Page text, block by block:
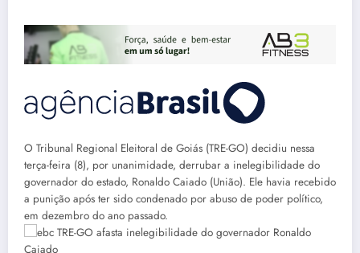
O Tribunal Regional Eleitoral de Goiás (TRE-GO) decidiu nessa
terça-feira (8), por unanimidade, derrubar a inelegibilidade do
governador do estado, Ronaldo Caiado (União). Ele havia recebido
a punição após ter sido condenado por abuso de poder político,
em dezembro do ano passado.